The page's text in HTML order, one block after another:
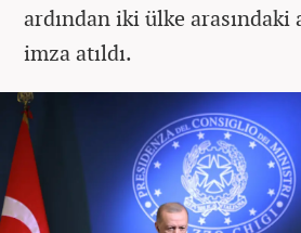
ardından iki ülke arasındaki
imza atıldı.